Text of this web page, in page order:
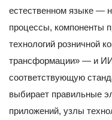
естественном языке —
процессы, компоненты
технологий розничной
трансформации» — и ИИ
соответствующую
выбирает правильные
приложений, узлы